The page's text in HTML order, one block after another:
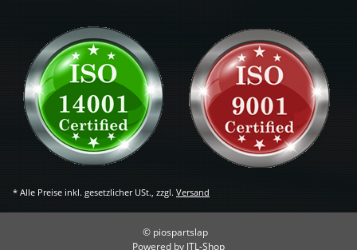
* Alle Preise inkl. gesetzlicher USt., zzgl. Versand
© piospartslap
Powered by JTL-Shop